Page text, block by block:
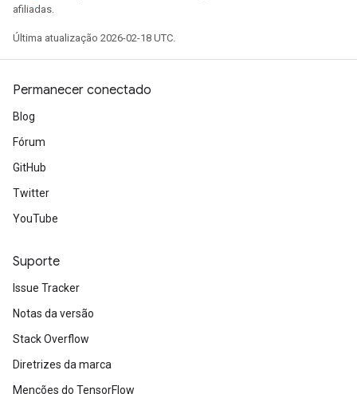
afiliadas.
Última atualização 2026-02-18 UTC.
Permanecer conectado
Blog
Fórum
GitHub
Twitter
YouTube
Suporte
Issue Tracker
Notas da versão
Stack Overflow
Diretrizes da marca
Menções do TensorFlow